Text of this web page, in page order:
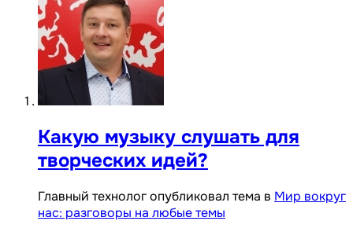
Какую музыку слушать для
творческих идей?
Главный технолог опубликовал тема в Мир вокруг
нас: разговоры на любые темы